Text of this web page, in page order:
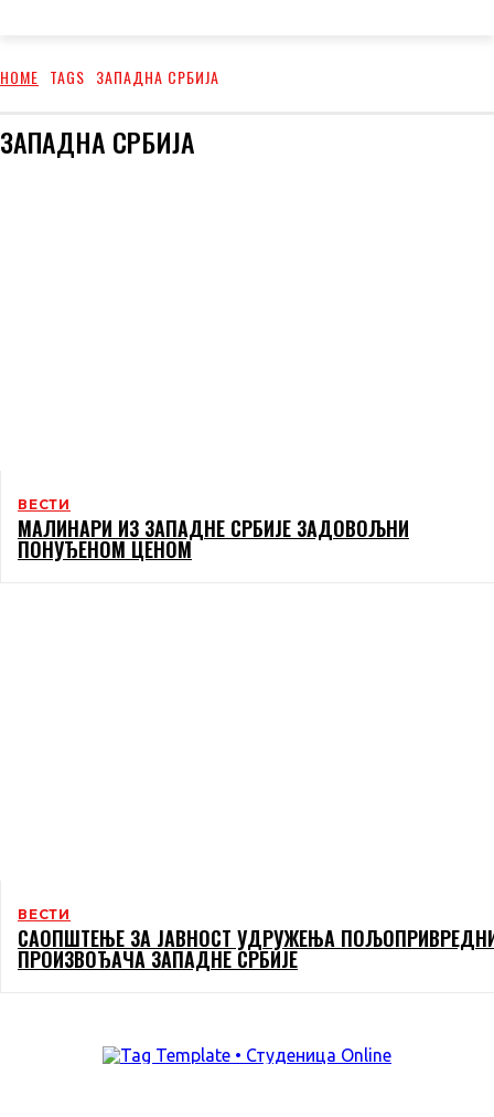
HOME TAGS ЗАПАДНА СРБИЈА
ЗАПАДНА СРБИЈА
ВЕСТИ
МАЛИНАРИ ИЗ ЗАПАДНЕ СРБИЈЕ ЗАДОВОЉНИ
ПОНУЂЕНОМ ЦЕНОМ
ВЕСТИ
САОПШТЕЊЕ ЗА ЈАВНОСТ УДРУЖЕЊА
ПРОИЗВОЂАЧА ЗАПАДНЕ СРБИЈЕ